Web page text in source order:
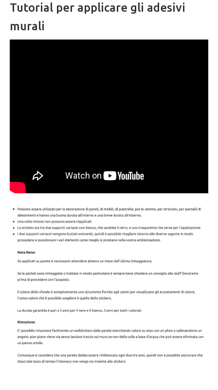
Tutorial per applicare gli adesivi
murali